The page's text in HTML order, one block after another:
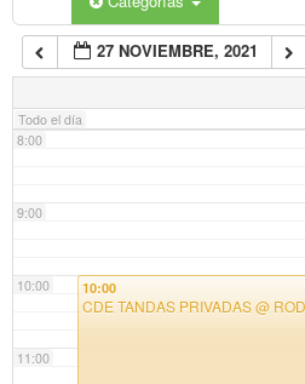
27 NOVIEMBRE, 2021
Todo el día
7:00
8:00
9:00
10:00
11:00
10:00
CDE TANDAS PRIVADAS@